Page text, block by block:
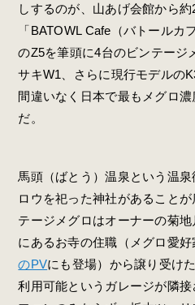
しするのが、山あげ会館から
「BATOWL Cafe（バトールカ
のZ5を筆頭に4台のビンテージ
サキW1、さらに現行モデルの
間違いなく日本で最もメグロ
だ。
馬頭（ばとう）温泉という温
ロウを祀った神社があること
テージメグロはオーナーの菊
にあるお寺の住職（メグロ愛好
のPVにも登場）から譲り受け
利用可能というガレージが隣